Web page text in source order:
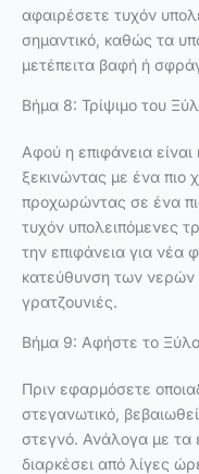
αφαιρέσετε τυχόν
σημαντικό, καθώς τα
μετέπειτα βαφή ή
Βήμα 8: Τρίψιμο του
Αφού η επιφάνεια
ξεκινώντας με ένα πιο
προχωρώντας σε ένα
τυχόν υπολειπόμενες
την επιφάνεια για νέα
κατεύθυνση των νερών
γρατζουνιές.
Βήμα 9: Αφήστε το
Πριν εφαρμόσετε
στεγανωτικό,
στεγνό. Ανάλογα με τα
διαρκέσει από λίγες